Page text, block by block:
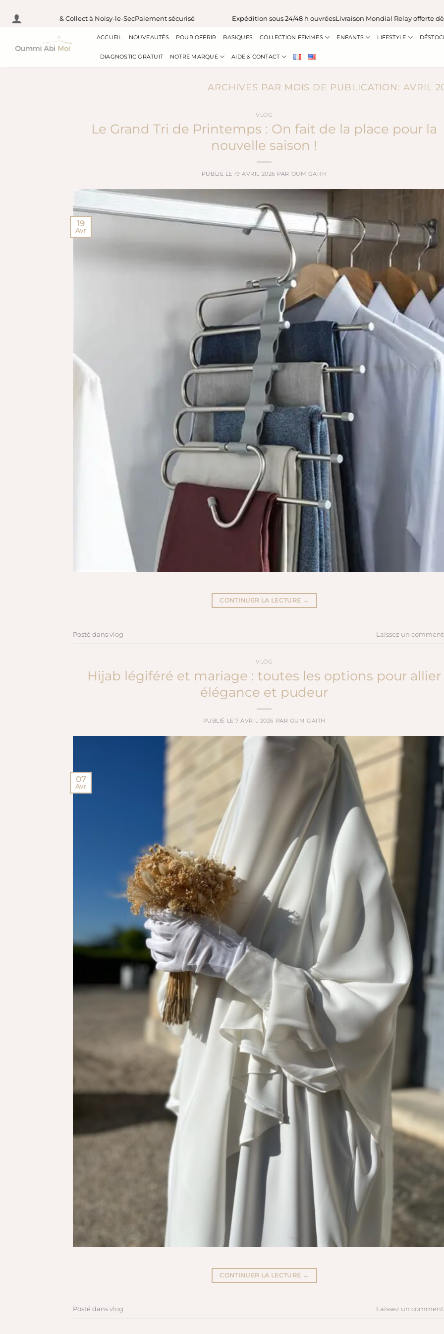
Passer Pick & Collect à Noisy-le-SecPaiement sécurisé Expédition sous 24/48 h ouvréesLivraison Mondial Relay offerte dès 100
ACCUEIL NOUVEAUTÉS POUR OFFRIR BASIQUES COLLECTION FEMMES ENFANTS LIFESTYLE
DIAGNOSTIC GRATUIT NOTRE MARQUE AIDE & CONTACT
ARCHIVES PAR MOIS DE PUBLICATION:AVRIL
VLOG
Le Grand Tri de Printemps : On fait de la place pour la
nouvelle saison !
PUBLIÉ LE19 AVRIL 2026 PAR OUM GAITH
19
Avr
CONTINUER LA LECTURE →
Posté dans vlog Laissez un
VLOG
Hijab légiféré et mariage : toutes les options pour allier
élégance et pudeur
PUBLIÉ LE7 AVRIL 2026 PAR OUM GAITH
07
Avr
CONTINUER LA LECTURE →
Posté dans vlog Laissez un